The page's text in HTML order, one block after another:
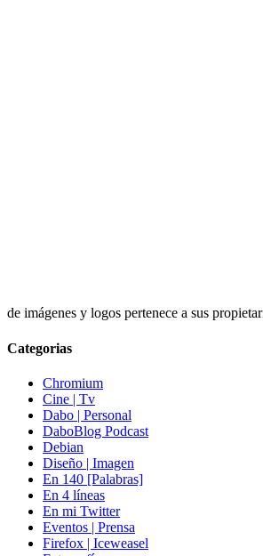
de imágenes y logos pertenece a sus
Categorias
Chromium
Cine | Tv
Dabo | Personal
DaboBlog Podcast
Debian
Diseño | Imagen
En 140 [Palabras]
En 4 líneas
En mi Twitter
Eventos | Prensa
Firefox | Iceweasel